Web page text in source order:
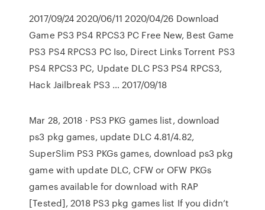
2017/09/24 2020/06/11 2020/04/26 Download
Game PS3 PS4 RPCS3 PC Free New, Best Game
PS3 PS4 RPCS3 PC Iso, Direct Links Torrent PS3
PS4 RPCS3 PC, Update DLC PS3 PS4 RPCS3,
Hack Jailbreak PS3 … 2017/09/18
Mar 28, 2018 · PS3 PKG games list, download
ps3 pkg games, update DLC 4.81/4.82,
SuperSlim PS3 PKGs games, download ps3 pkg
game with update DLC, CFW or OFW PKGs
games available for download with RAP
[Tested], 2018 PS3 pkg games list If you didn’t